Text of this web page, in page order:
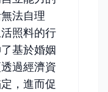
法自理
照料的行
基於婚姻
過經濟資
，進而促